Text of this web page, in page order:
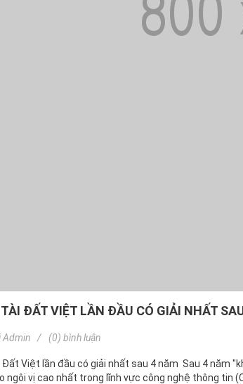
ĐẤT VIỆT LẦN ĐẦU CÓ GIẢI NHẤT
Admin (0) bình luận
Đất Việt lần đầu có giải nhất sau 4 năm Sau 4 năm
ngôi vị cao nhất trong lĩnh vực công nghệ thông tin